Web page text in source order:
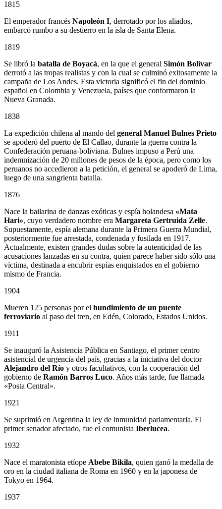
1815
El emperador francés Napoleón I, derrotado por los aliados,
embarcó rumbo a su destierro en la isla de Santa Elena.
1819
Se libró la batalla de Boyacá, en la que el general Simón Bolívar
derrotó a las tropas realistas y con la cual se culminó exitosamente la
campaña de Los Andes. Esta victoria significó el fin del dominio
español en Colombia y Venezuela, países que conformaron la
Nueva Granada.
1838
La expedición chilena al mando del general Manuel Bulnes Prieto
se apoderó del puerto de El Callao, durante la guerra contra la
Confederación peruana-boliviana. Bulnes impuso a Perú una
indemnización de 20 millones de pesos de la época, pero como los
peruanos no accedieron a la petición, el general se apoderó de Lima,
luego de una sangrienta batalla.
1876
Nace la bailarina de danzas exóticas y espía holandesa «Mata
Hari», cuyo verdadero nombre era Margareta Gertruida Zelle.
Supuestamente, espía alemana durante la Primera Guerra Mundial,
posteriormente fue arrestada, condenada y fusilada en 1917.
Actualmente, existen grandes dudas sobre la autenticidad de las
acusaciones lanzadas en su contra, quien parece haber sido sólo una
víctima, destinada a encubrir espías enquistados en el gobierno
mismo de Francia.
1904
Mueren 125 personas por el hundimiento de un puente
ferroviario al paso del tren, en Edén, Colorado, Estados Unidos.
1911
Se inauguró la Asistencia Pública en Santiago, el primer centro
asistencial de urgencia del país, gracias a la iniciativa del doctor
Alejandro del Río y otros facultativos, con la cooperación del
gobierno de Ramón Barros Luco. Años más tarde, fue llamada
«Posta Central».
1921
Se suprimió en Argentina la ley de inmunidad parlamentaria. El
primer senador afectado, fue el comunista Iberlucea.
1932
Nace el maratonista etíope Abebe Bikila, quien ganó la medalla de
oro en la ciudad italiana de Roma en 1960 y en la japonesa de
Tokyo en 1964.
1937